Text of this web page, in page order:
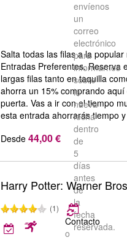
envíenos
un
correo
electrónico
para
informarnos
sobre
la
nueva
fecha
dentro
de
5
días
antes
de
la
fecha
reservada.
Salta todas las filas a la
Entradas Preferentes. Reserva
largas filas tanto en taquilla
ahorra un 15% comprando
puerta. Vas a ir con el tiempo
esta entrada ahorrarás tiempo
Desde 44,00 €
Harry Potter: Warner
(1)
Contacto
o